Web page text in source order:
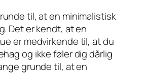
til, at en minimalistisk
Det er kendt, at en
er medvirkende til, at du
og ikke føler dig dårlig
grunde til, at en